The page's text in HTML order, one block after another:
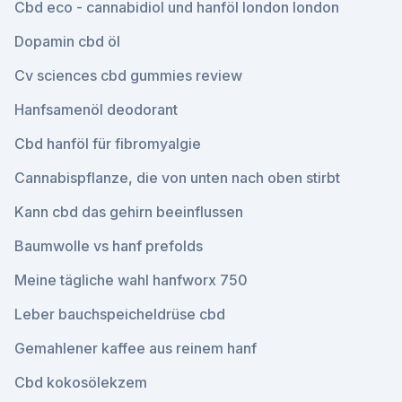
Cbd eco - cannabidiol und hanföl london london
Dopamin cbd öl
Cv sciences cbd gummies review
Hanfsamenöl deodorant
Cbd hanföl für fibromyalgie
Cannabispflanze, die von unten nach oben stirbt
Kann cbd das gehirn beeinflussen
Baumwolle vs hanf prefolds
Meine tägliche wahl hanfworx 750
Leber bauchspeicheldrüse cbd
Gemahlener kaffee aus reinem hanf
Cbd kokosölekzem